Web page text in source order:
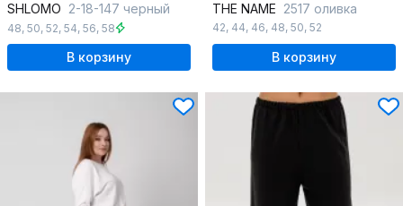
SHLOMO 2-18-147 черный
48, 50, 52, 54, 56, 58
В корзину
THE NAME 2517 оливка
42, 44, 46, 48, 50, 52
В корзину